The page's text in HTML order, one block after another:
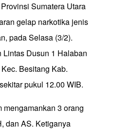
Sumatera Utara
gelap narkotika jenis
pada Selasa (3/2).
Dusun 1 Halaban
Besitang Kab.
pukul 12.00 WIB.
mengamankan 3 orang
dan AS. Ketiganya